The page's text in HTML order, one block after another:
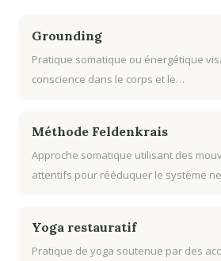
Grounding
Pratique somatique ou énergétique
conscience dans le corps et le…
Méthode Feldenkrais
Approche somatique utilisant des
attentifs pour rééduquer le système
Yoga restauratif
Pratique de yoga soutenue par des